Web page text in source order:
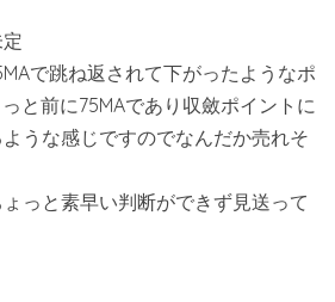
で跳ね返されて下がったようなポ
と前に75MAであり収斂ポイントに
うな感じですのでなんだか売れそ
っと素早い判断ができず見送って